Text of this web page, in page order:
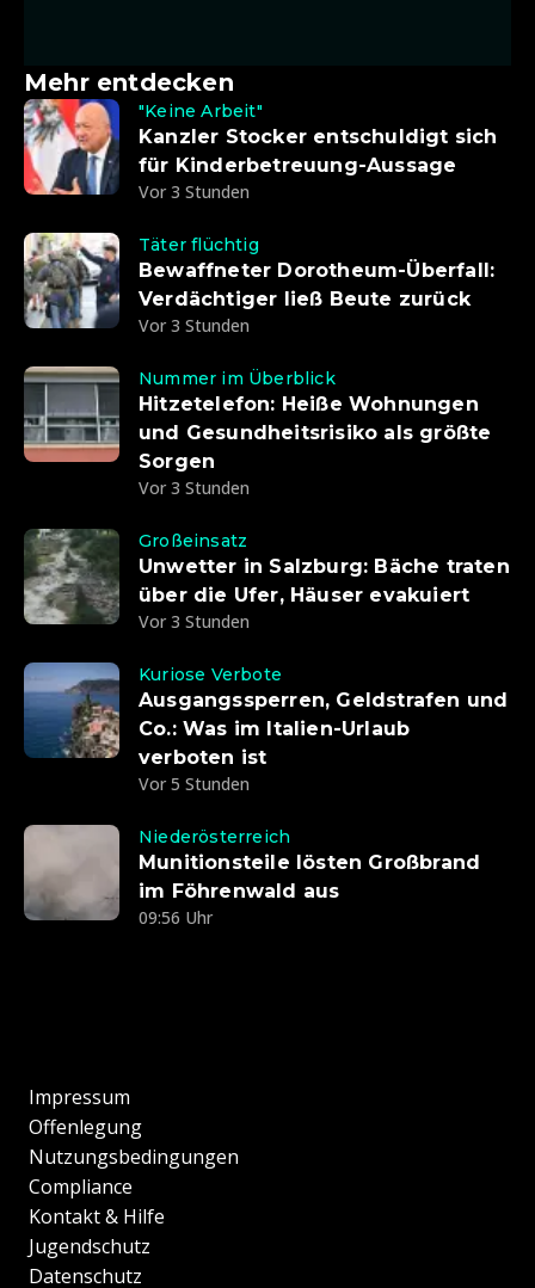
Mehr entdecken
"Keine Arbeit"
Kanzler Stocker entschuldigt sich
für Kinderbetreuung-Aussage
Vor 3 Stunden
Täter flüchtig
Bewaffneter Dorotheum-Überfall:
Verdächtiger ließ Beute zurück
Vor 3 Stunden
Nummer im Überblick
Hitzetelefon: Heiße Wohnungen
und Gesundheitsrisiko als größte
Sorgen
Vor 3 Stunden
Großeinsatz
Unwetter in Salzburg: Bäche traten
über die Ufer, Häuser evakuiert
Vor 3 Stunden
Kuriose Verbote
Ausgangssperren, Geldstrafen und
Co.: Was im Italien-Urlaub
verboten ist
Vor 5 Stunden
Niederösterreich
Munitionsteile lösten Großbrand
im Föhrenwald aus
09:56 Uhr
Impressum
Offenlegung
Nutzungsbedingungen
Compliance
Kontakt & Hilfe
Jugendschutz
Datenschutz